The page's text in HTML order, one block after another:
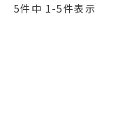
5件中 1 -5件表示